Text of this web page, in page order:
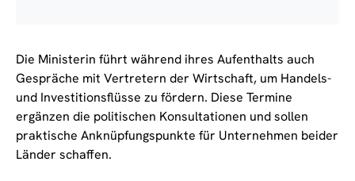
Die Ministerin führt während ihres Aufenthalts auch
Gespräche mit Vertretern der Wirtschaft, um Handels-
und Investitionsflüsse zu fördern. Diese Termine
ergänzen die politischen Konsultationen und sollen
praktische Anknüpfungspunkte für Unternehmen beider
Länder schaffen.